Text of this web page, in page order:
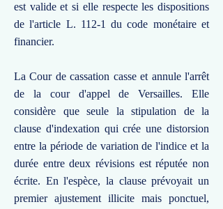
est valide et si elle respecte les dispositions
de l'article L. 112-1 du code monétaire et
financier.
La Cour de cassation casse et annule l'arrêt
de la cour d'appel de Versailles. Elle
considère que seule la stipulation de la
clause d'indexation qui crée une distorsion
entre la période de variation de l'indice et la
durée entre deux révisions est réputée non
écrite. En l'espèce, la clause prévoyait un
premier ajustement illicite mais ponctuel,